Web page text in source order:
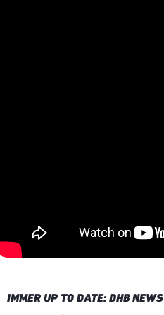
IMMER UP TO DATE: DHB NEWS